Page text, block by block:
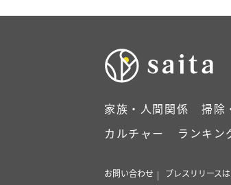
家族・人間関係 掃除
カルチャー
ランキン
お問い合わせ プレスリリース